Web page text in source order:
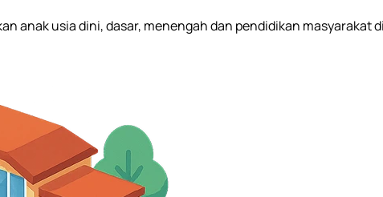
anak usia dini, dasar, menengah dan pendidikan masyarakat